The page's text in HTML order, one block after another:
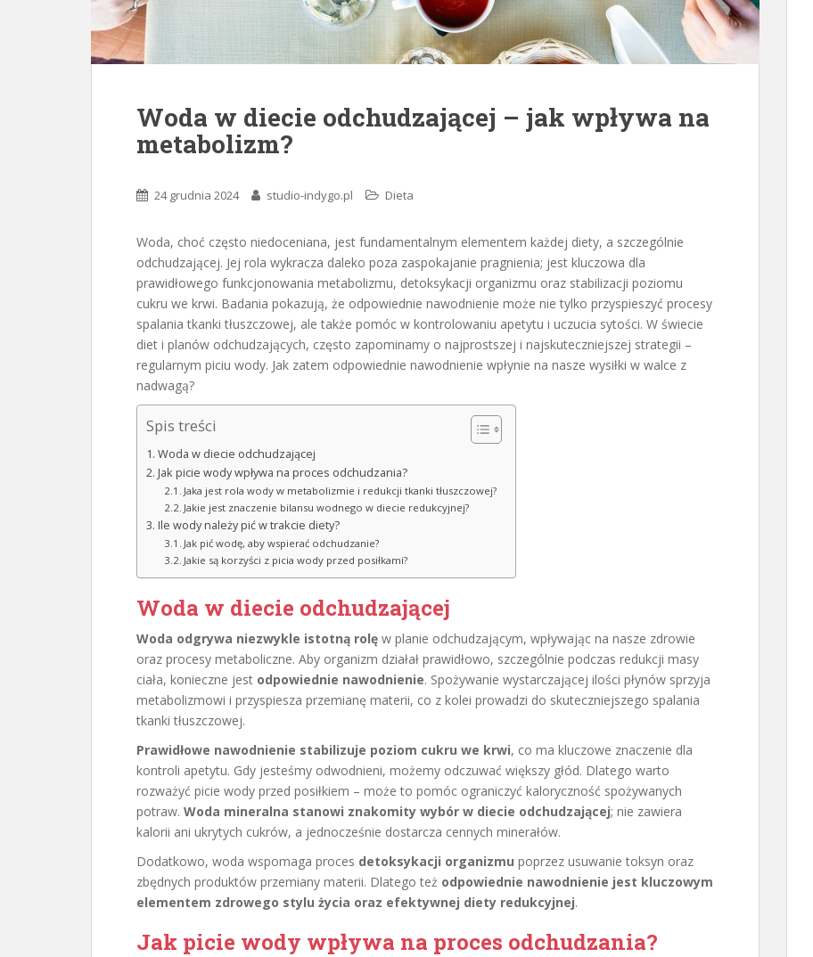
Woda w diecie odchudzającej – jak wpływa na
metabolizm?
24 grudnia 2024 studio-indygo.pl Dieta
Woda, choć często niedoceniana, jest fundamentalnym elementem każdej diety, a szczególnie
odchudzającej. Jej rola wykracza daleko poza zaspokajanie pragnienia; jest kluczowa dla
prawidłowego funkcjonowania metabolizmu, detoksykacji organizmu oraz stabilizacji poziomu
cukru we krwi. Badania pokazują, że odpowiednie nawodnienie może nie tylko przyspieszyć procesy
spalania tkanki tłuszczowej, ale także pomóc w kontrolowaniu apetytu i uczucia sytości. W świecie
diet i planów odchudzających, często zapominamy o najprostszej i najskuteczniejszej strategii –
regularnym piciu wody. Jak zatem odpowiednie nawodnienie wpłynie na nasze wysiłki w walce z
nadwagą?
Spis treści
Woda w diecie odchudzającej
Jak picie wody wpływa na proces odchudzania?
Jaka jest rola wody w metabolizmie i redukcji tkanki tłuszczowej?
Jakie jest znaczenie bilansu wodnego w diecie redukcyjnej?
Ile wody należy pić w trakcie diety?
Jak pić wodę, aby wspierać odchudzanie?
Jakie są korzyści z picia wody przed posiłkami?
Woda w diecie odchudzającej
Woda odgrywa niezwykle istotną rolę w planie odchudzającym, wpływając na nasze zdrowie
oraz procesy metaboliczne. Aby organizm działał prawidłowo, szczególnie podczas redukcji masy
ciała, konieczne jest odpowiednie nawodnienie. Spożywanie wystarczającej ilości płynów sprzyja
metabolizmowi i przyspiesza przemianę materii, co z kolei prowadzi do skuteczniejszego spalania
tkanki tłuszczowej.
Prawidłowe nawodnienie stabilizuje poziom cukru we krwi, co ma kluczowe znaczenie dla
kontroli apetytu. Gdy jesteśmy odwodnieni, możemy odczuwać większy głód. Dlatego warto
rozważyć picie wody przed posiłkiem – może to pomóc ograniczyć kaloryczność spożywanych
potraw. Woda mineralna stanowi znakomity wybór w diecie odchudzającej; nie zawiera
kalorii ani ukrytych cukrów, a jednocześnie dostarcza cennych minerałów.
Dodatkowo, woda wspomaga proces detoksykacji organizmu poprzez usuwanie toksyn oraz
zbędnych produktów przemiany materii. Dlatego też odpowiednie nawodnienie jest kluczowym
elementem zdrowego stylu życia oraz efektywnej diety redukcyjnej.
Jak picie wody wpływa na proces odchudzania?